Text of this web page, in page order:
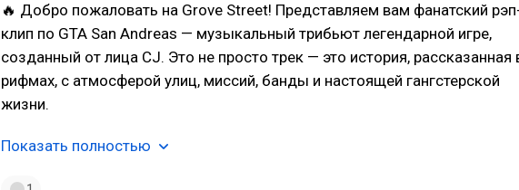
🔥 Добро пожаловать на Grove Street! Представляем вам фанатский
клип по GTA San Andreas — музыкальный трибьют легендарной игре,
созданный от лица CJ. Это не просто трек — это история, рассказанная
рифмах, с атмосферой улиц, миссий, банды и настоящей гангстерской
жизни.
Показать полностью